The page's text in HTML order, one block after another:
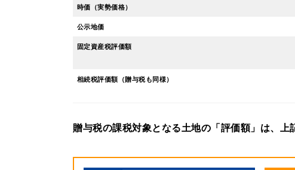
時価（実勢価格）
公示地価
固定資産税評価額
相続税評価額（贈与税も同様）
贈与税の課税対象となる土地の「評価額」は、上